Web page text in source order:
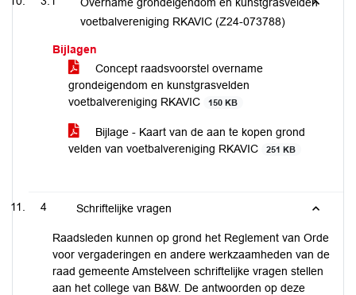
voetbalvereniging RKAVIC (Z24-073788)
Bijlagen
Concept raadsvoorstel overname
grondeigendom en kunstgrasvelden
voetbalvereniging RKAVIC
150 KB
Bijlage - Kaart van de aan te kopen grond
velden van voetbalvereniging RKAVIC
251 KB
4 Schriftelijke vragen
Raadsleden kunnen op grond het Reglement van Orde
voor vergaderingen en andere werkzaamheden van de
raad gemeente Amstelveen schriftelijke vragen stellen
aan het college van B&W. De antwoorden op deze